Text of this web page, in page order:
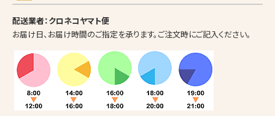
配送業者：クロネコヤマト便
お届け日、お届け時間のご指定を承ります。ご注文時にご記入ください。